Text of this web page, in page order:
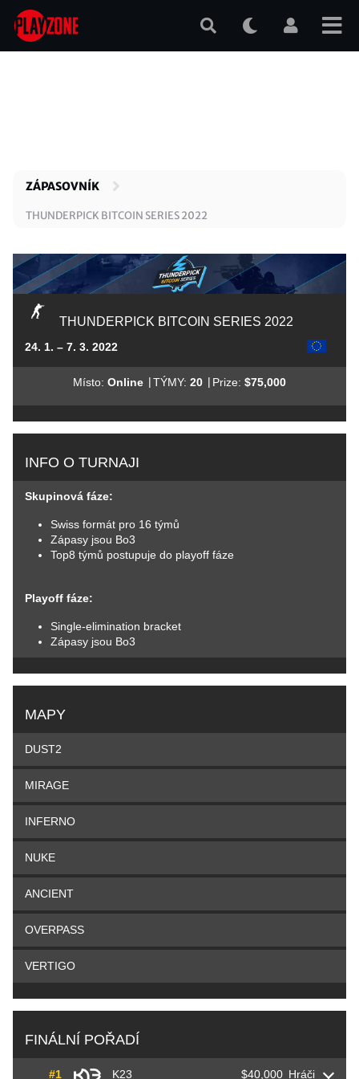
Přejít
hlavnímu
ZÁPASOVNÍK
THUNDERPICK BITCOIN SERIES 2022
THUNDERPICK BITCOIN SERIES 2022
24. 1. – 7. 3. 2022
Místo: Online |TÝMY: 20 | Prize: $75,000
INFO O TURNAJI
Skupinová fáze:
Swiss formát pro 16 týmů
Zápasy jsou Bo3
Top8 týmů postupuje do playoff fáze
Playoff fáze:
Single-elimination bracket
Zápasy jsou Bo3
MAPY
DUST2
MIRAGE
INFERNO
NUKE
ANCIENT
OVERPASS
VERTIGO
FINÁLNÍ POŘADÍ
#1 K23 $40,000 Hráči